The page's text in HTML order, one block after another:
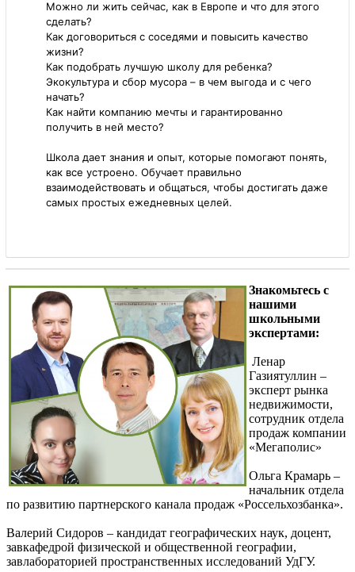
Можно ли жить сейчас, как в Европе и что для этого
сделать?
Как договориться с соседями и повысить качество
жизни?
Как подобрать лучшую школу для ребенка?
Экокультура и сбор мусора – в чем выгода и с чего
начать?
Как найти компанию мечты и гарантированно
получить в ней место?
Школа дает знания и опыт, которые помогают понять,
как все устроено. Обучает правильно
взаимодействовать и общаться, чтобы достигать даже
самых простых ежедневных целей.
Знакомьтесь с
нашими
школьными
экспертами:
Ленар
Газиятуллин –
эксперт рынка
недвижимости,
сотрудник отдела
продаж компании
«Мегаполис»
Ольга Крамарь –
начальник отдела
по развитию партнерского канала продаж «Россельхозбанка».
Валерий Сидоров – кандидат географических наук, доцент,
завкафедрой физической и общественной географии,
завлабораторией пространственных исследований УдГУ.